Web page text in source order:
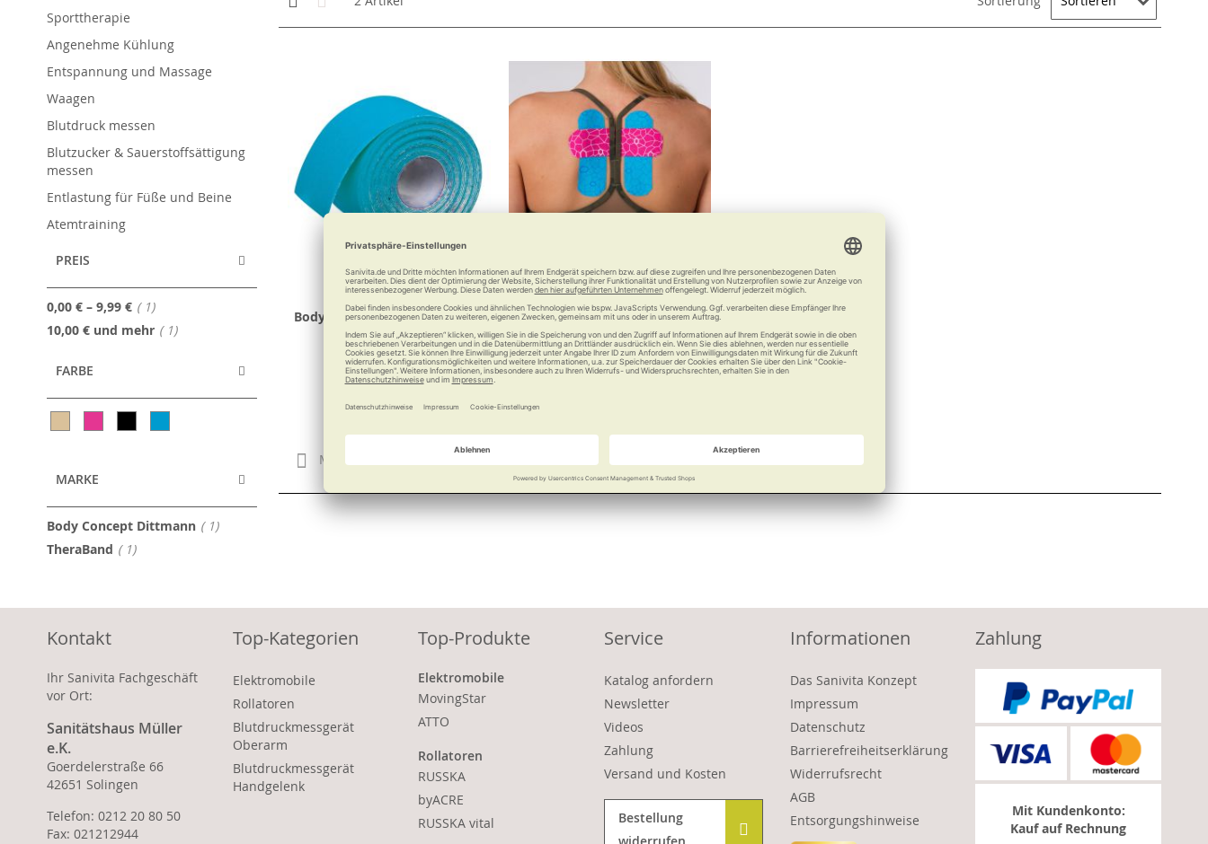
als
Body Concept Kinesiologisches
D-Tape Rolle
Merken
TheraBand Kinesiology Tape
Rolle
Sporttherapie
Angenehme Kühlung
Entspannung und Massage
Waagen
Blutdruck messen
Blutzucker & Sauerstoffsättigung
messen
Entlastung für Füße und Beine
Atemtraining
PREIS
0,00 € – 9,99 € 1Artikel
10,00 € und mehr 1Artikel
FARBE
MARKE
Body Concept Dittmann 1Artikel
TheraBand 1Artikel
Kontakt
Ihr Sanivita Fachgeschäft
vor Ort:
Sanitätshaus Müller
e.K.
Goerdelerstraße 66
42651 Solingen
Telefon: 0212 20 80 50
Fax: 021212944
Top-Kategorien
Elektromobile
Rollatoren
Blutdruckmessgerät
Oberarm
Blutdruckmessgerät
Handgelenk
Top-Produkte
Elektromobile
MovingStar
ATTO
Rollatoren
RUSSKA
byACRE
RUSSKA vital
Service
Katalog anfordern
Newsletter
Videos
Zahlung
Versand und Kosten
Bestellung
Informationen
Das Sanivita Konzept
Impressum
Datenschutz
Barrierefreiheitserklärung
Widerrufsrecht
AGB
Entsorgungshinweise
Zahlung
Mit Kundenkonto:
Kauf auf Rechnung